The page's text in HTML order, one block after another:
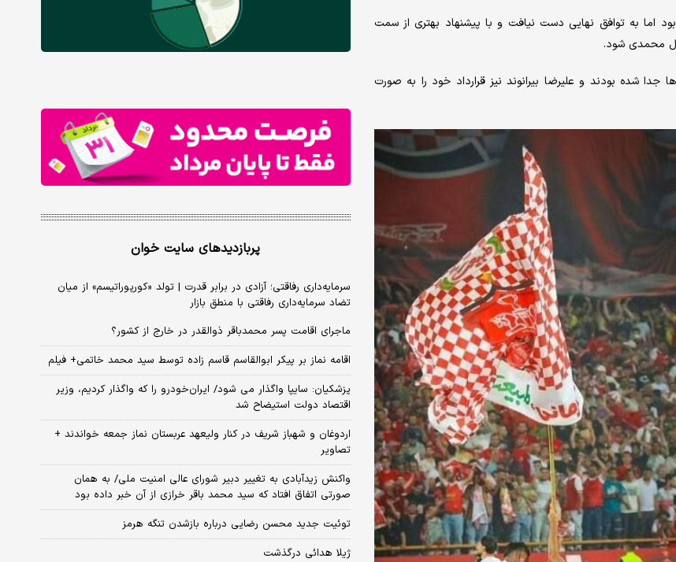
اما به توافق نهایی دست نیافت و با پیشنهاد بهتری از سمت
گل محمدی شود.
شده بودند و علیرضا بیرانوند نیز قرارداد خود را به صورت
پربازدیدهای سایت خوان
سرمایه‌داری رفاقتی؛ آزادی در برابر قدرت | تولد «کورپوراتیسم» از میان
تضاد سرمایه‌داری رفاقتی با منطق بازار
ماجرای اقامت پسر محمدباقر ذوالقدر در خارج از کشور؟
اقامه نماز بر پیکر ابوالقاسم قاسم زاده توسط سید محمد خاتمی+ فیلم
پزشکیان: سایپا واگذار می شود/ ایران‌خودرو را که واگذار کردیم، وزیر
اقتصاد دولت استیضاح شد
اردوغان و شهباز شریف در کنار ولیعهد عربستان نماز جمعه خواندند +
تصاویر
واکنش زیدآبادی به تغییر دبیر شورای عالی امنیت ملی/ به همان
صورتی اتفاق افتاد که سید محمد باقر خرازی از آن خبر داده بود
توئیت جدید محسن رضایی درباره بازشدن تنگه هرمز
ژیلا هدائی درگذشت